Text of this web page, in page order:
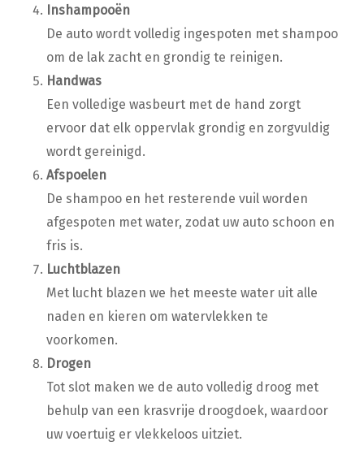
Inshampooën
De auto wordt volledig ingespoten met shampoo
om de lak zacht en grondig te reinigen.
Handwas
Een volledige wasbeurt met de hand zorgt
ervoor dat elk oppervlak grondig en zorgvuldig
wordt gereinigd.
Afspoelen
De shampoo en het resterende vuil worden
afgespoten met water, zodat uw auto schoon en
fris is.
Luchtblazen
Met lucht blazen we het meeste water uit alle
naden en kieren om watervlekken te
voorkomen.
Drogen
Tot slot maken we de auto volledig droog met
behulp van een krasvrije droogdoek, waardoor
uw voertuig er vlekkeloos uitziet.